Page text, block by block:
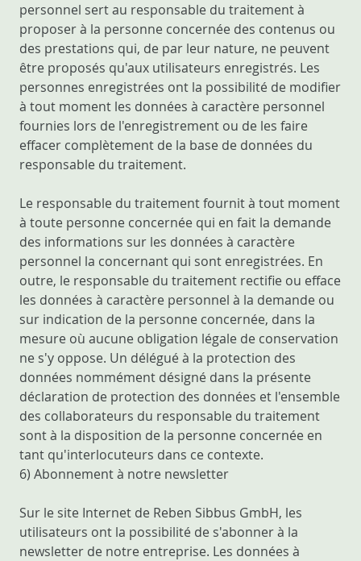
personnel sert au responsable du traitement à
proposer à la personne concernée des contenus ou
des prestations qui, de par leur nature, ne peuvent
être proposés qu'aux utilisateurs enregistrés. Les
personnes enregistrées ont la possibilité de modifier
à tout moment les données à caractère personnel
fournies lors de l'enregistrement ou de les faire
effacer complètement de la base de données du
responsable du traitement.
Le responsable du traitement fournit à tout moment
à toute personne concernée qui en fait la demande
des informations sur les données à caractère
personnel la concernant qui sont enregistrées. En
outre, le responsable du traitement rectifie ou efface
les données à caractère personnel à la demande ou
sur indication de la personne concernée, dans la
mesure où aucune obligation légale de conservation
ne s'y oppose. Un délégué à la protection des
données nommément désigné dans la présente
déclaration de protection des données et l'ensemble
des collaborateurs du responsable du traitement
sont à la disposition de la personne concernée en
tant qu'interlocuteurs dans ce contexte.
6) Abonnement à notre newsletter
Sur le site Internet de Reben Sibbus GmbH, les
utilisateurs ont la possibilité de s'abonner à la
newsletter de notre entreprise. Les données à